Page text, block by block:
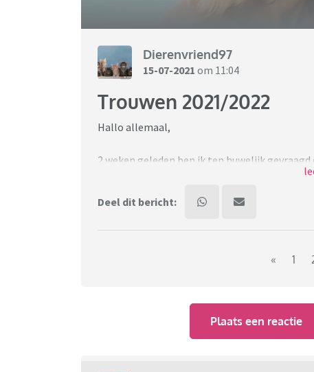
Dierenvriend97
15-07-2021 om 11:04
Trouwen 2021/2022
Hallo allemaal,
2 weken geleden ben ik ten huwelijk gevraagd
We hadden het al regelmatig gehad over
Zijn er hier nog meer dames (of heren) die
wat hoort bij een bruiloft plannen en ideeën
Deel dit bericht:
« 1
Plaats een reactie